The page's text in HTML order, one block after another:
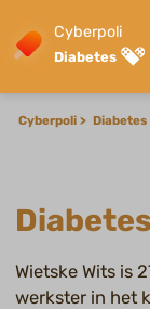
Cyberpoli
Diabetes
Cyberpoli Diabetes
Wietske Wits is
werkster in het